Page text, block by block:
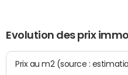
Evolution des prix
Prix au m2 (source :